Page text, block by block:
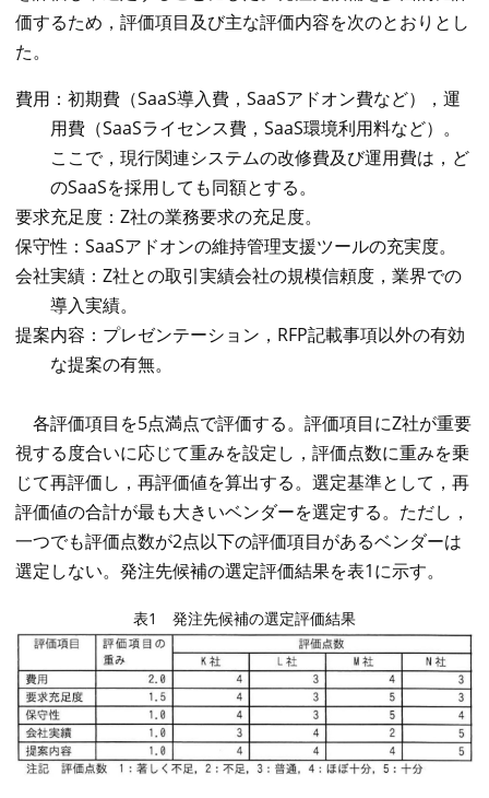
価するため，評価項目及び主な評価内容を次のとおりとし
た。
費用：初期費（SaaS導入費，SaaSアドオン費など），運
用費（SaaSライセンス費，SaaS環境利用料など）。
ここで，現行関連システムの改修費及び運用費は，ど
のSaaSを採用しても同額とする。
要求充足度：Z社の業務要求の充足度。
保守性：SaaSアドオンの維持管理支援ツールの充実度。
会社実績：Z社との取引実績会社の規模信頼度，業界での
導入実績。
提案内容：プレゼンテーション，RFP記載事項以外の有効
な提案の有無。
各評価項目を5点満点で評価する。評価項目にZ社が重要
視する度合いに応じて重みを設定し，評価点数に重みを乗
じて再評価し，再評価値を算出する。選定基準として，再
評価値の合計が最も大きいベンダーを選定する。ただし，
一つでも評価点数が2点以下の評価項目があるベンダーは
選定しない。発注先候補の選定評価結果を表1に示す。
表1 発注先候補の選定評価結果